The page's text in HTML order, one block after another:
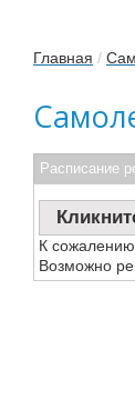
Главная /
Расписание
К
Возможно